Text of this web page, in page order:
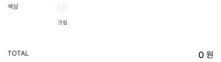
색상
크림
TOTAL 0 원